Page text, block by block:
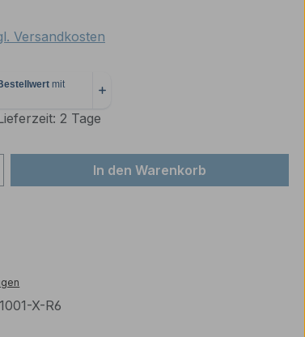
Versandkosten
2 Tage
Gib den gewünschten Wert
In den Warenkorb
X-R6